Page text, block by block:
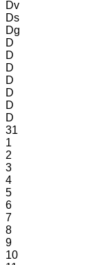
Dv
Ds
Dg
D
D
D
D
D
D
D
31
1
2
3
4
5
6
7
8
9
10